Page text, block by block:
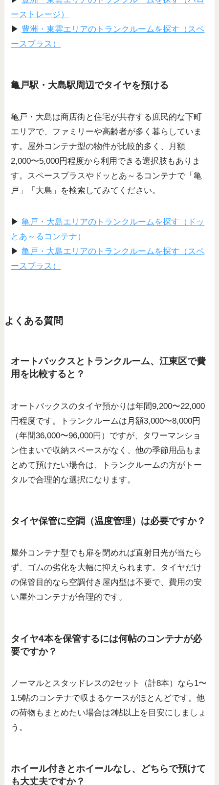
ーストレージ）
▶ 豊洲・東雲エリアのトランクルームを探す（スペ
ースプラス）
亀戸駅・大島駅周辺でタイヤを預ける
亀戸・大島は商店街と住宅が共存する庶民的な下町
エリアで、ファミリーや高齢者が多く暮らしていま
す。屋外コンテナ型の物件が比較的多く、月額
2,000〜5,000円程度から利用できる選択肢もありま
す。スペースプラスやドッとあ～るコンテナで「亀
戸」「大島」を検索してみてください。
▶亀戸・大島エリアのトランクルームを探す（ドッ
とあ～るコンテナ）
▶亀戸・大島エリアのトランクルームを探す（スペ
ースプラス）
よくある質問
オートバックスとトランクルーム、江東区で費
用を比較すると？
オートバックスのタイヤ預かりは年間9,200〜22,000
円程度です。トランクルームは月額3,000〜8,000円
（年間36,000〜96,000円）ですが、タワーマンショ
ン住まいで収納スペースがなく、他の季節用品もま
とめて預けたい場合は、トランクルームの方がトー
タルで合理的な選択になります。
タイヤ保管に空調（温度管理）は必要ですか？
屋外コンテナ型でも扉を閉めれば直射日光が当たら
ず、ゴムの劣化を大幅に抑えられます。タイヤだけ
の保管目的なら空調付き屋内型は不要で、費用の安
い屋外コンテナが合理的です。
タイヤ4本を保管するには何帖のコンテナが必
要ですか？
ノーマルとスタッドレスの2セット（計8本）なら1〜
1.5帖のコンテナで収まるケースがほとんどです。他
の荷物もまとめたい場合は2帖以上を目安にしましょ
う。
ホイール付きとホイールなし、どちらで預けて
も大丈夫ですか？